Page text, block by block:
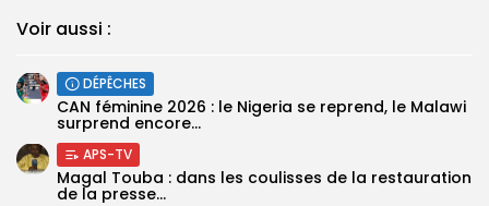
Voir aussi :
DÉPÊCHES
‎CAN féminine 2026 : le Nigeria se reprend, le Malawi
surprend encore...
APS-TV
Magal Touba : dans les coulisses de la restauration
de la presse...